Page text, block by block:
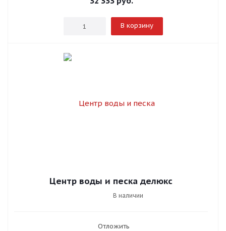
В корзину
Центр воды и песка делюкс
В наличии
Отложить